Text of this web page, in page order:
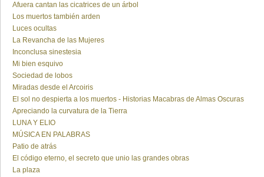
Afuera cantan las cicatrices de un árbol
Los muertos también arden
Luces ocultas
La Revancha de las Mujeres
Inconclusa sinestesia
Mi bien esquivo
Sociedad de lobos
Miradas desde el Arcoiris
El sol no despierta a los muertos - Historias Macabras de Almas Oscuras
Apreciando la curvatura de la Tierra
LUNA Y ELIO
MÚSICA EN PALABRAS
Patio de atrás
El código eterno, el secreto que unio las grandes obras
La plaza